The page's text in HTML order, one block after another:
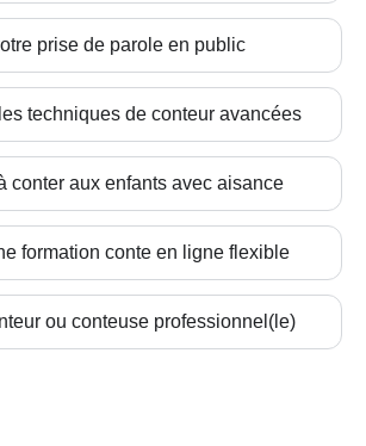
prise de parole en public
techniques de conteur avancées
conter aux enfants avec aisance
formation conte en ligne flexible
ou conteuse professionnel(le)